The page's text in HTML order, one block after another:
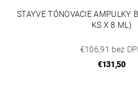
STAYVE TÓNOVACIE AMPULKY
KS X 8 ML)
€106,91 bez
€131,50